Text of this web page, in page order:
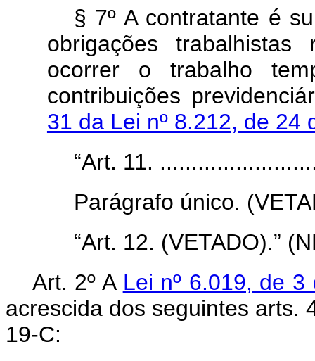
§ 7º A contratante é
obrigações
ocorrer o trabalho
contribuições
31 da Lei nº 8.212, de
“Art. 11.
Parágrafo único.
“Art. 12. (VETADO).”
Art. 2º A Lei nº 6.019, de
acrescida dos seguintes arts.
19-C: